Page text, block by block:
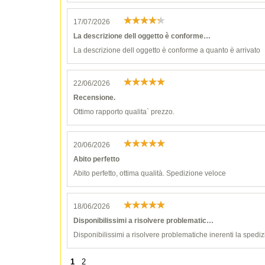
17/07/2026
La descrizione dell oggetto è conforme…
La descrizione dell oggetto è conforme a quanto è arrivato
22/06/2026
Recensione.
Ottimo rapporto qualita` prezzo.
20/06/2026
Abito perfetto
Abito perfetto, ottima qualità. Spedizione veloce
18/06/2026
Disponibilissimi a risolvere problematic…
Disponibilissimi a risolvere problematiche inerenti la
1 2